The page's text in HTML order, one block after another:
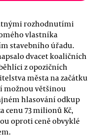
rozhodnutími
vlastníka
stavebního úřadu.
dvacet koaličních
z opozičních
města na začátku
možnou většinou
hlasování odkup
cenu 73 milionů Kč,
oproti ceně obvyklé